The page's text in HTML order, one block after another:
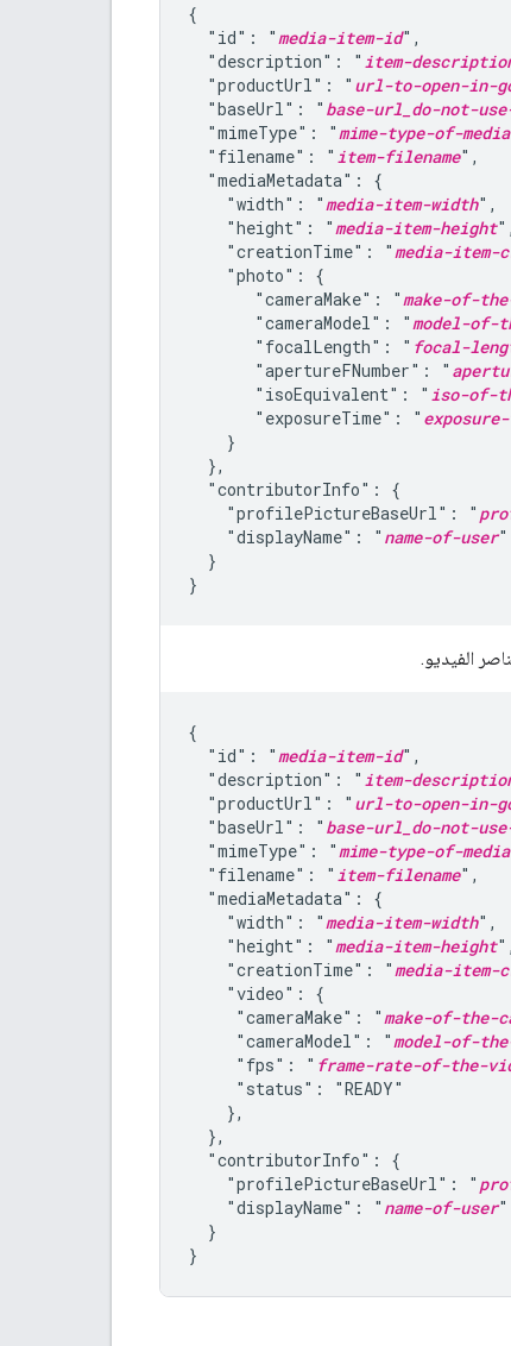
{
  "id": "
media-item-id",
  "description": "
item-
  "productUrl": "
url-to-open-in-
  "baseUrl": "
base-url_do-not-
  "mimeType": "
mime-type-of-media
  "filename": "
item-filename",
  "mediaMetadata": {
    "width": "
media-item-width",
    "height": "
media-item-height",
    "creationTime": "
media-item-
    "photo": {
       "cameraMake": "
make-of-
       "cameraModel": "
model-of-
       "focalLength": "
focal-
       "apertureFNumber": "
       "isoEquivalent": "
iso-of-
       "exposureTime": "
    }
  },
  "contributorInfo": {
    "profilePictureBaseUrl": "
    "displayName": "
name-of-user"
  }
}
الفيديو.
{
  "id": "
media-item-id",
  "description": "
item-
  "productUrl": "
url-to-open-in-
  "baseUrl": "
base-url_do-not-
  "mimeType": "
mime-type-of-media
  "filename": "
item-filename",
  "mediaMetadata": {
    "width": "
media-item-width",
    "height": "
media-item-height",
    "creationTime": "
media-item-
    "video": {
     "cameraMake": "
make-of-the-
     "cameraModel": "
model-of-
     "fps": "
frame-rate-of-the-
     "status": "READY"
    },
  },
  "contributorInfo": {
    "profilePictureBaseUrl": "
    "displayName": "
name-of-user"
  }
}